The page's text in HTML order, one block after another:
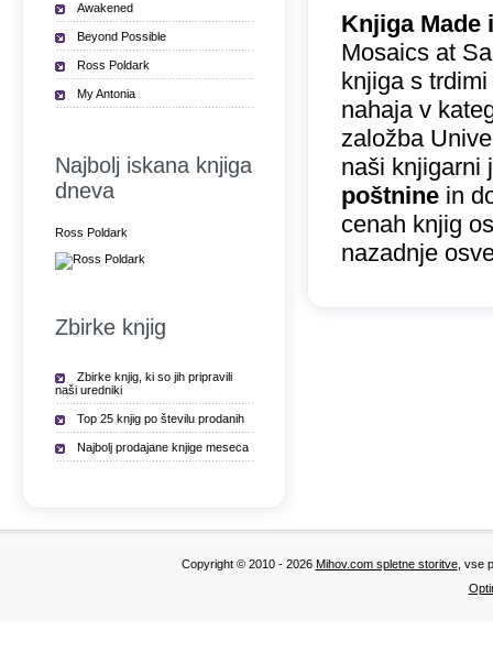
Knjiga Made
Mosaics at
knjiga s
nahaja v
založba
naši knjigarni
poštnine in
cenah knjig
nazadnje
Awakened
Beyond Possible
Ross Poldark
My Antonia
Najbolj iskana knjiga
dneva
Ross Poldark
Zbirke knjig
Zbirke knjig, ki so jih pripravili
naši uredniki
Top 25 knjig po številu prodanih
Najbolj prodajane knjige meseca
Copyright © 2010 - 2026 Mihov.com spletne storitve, vse